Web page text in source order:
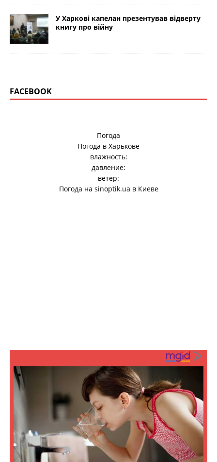
У Харкові капелан презентував відверту
книгу про війну
FACEBOOK
Погода
Погода в Харькове
влажность:
давление:
ветер:
Погода на sinoptik.ua в Киеве